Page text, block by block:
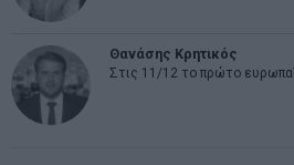
Θανάσης Κρητικός
Στις 11/12 το πρώτο